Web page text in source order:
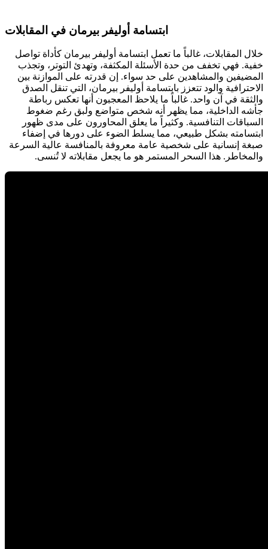
ابتسامة أوليفر بيرمان في المقابلات
خلال المقابلات، غالباً ما تعمل ابتسامة أوليفر بيرمان كأداة تواصل
خفية. فهي تخفف من حدة الأسئلة المكثفة، وتهدئ التوتر، وتجذب
المضيفين والمشاهدين على حد سواء. إن قدرته على الموازنة بين
الاحترافية والود تتعزز بابتسامة أوليفر بيرمان، التي تنقل الصدق
والثقة في آن واحد. غالباً ما يلاحظ المعجبون أنها تعكس رباطة
جأشه الداخلية، مما يظهر أنه شخص متواضع ولبق رغم ضغوط
السباقات التنافسية. وكثيراً ما يعلق المحاورون على مدى ظهور
ابتسامته بشكل طبيعي، مما يسلط الضوء على دورها في إضفاء
صبغة إنسانية على شخصية عامة معروفة بالمنافسة عالية السرعة
والمخاطر. هذا السحر المستمر هو ما يجعل مقابلاته لا تُنسى.